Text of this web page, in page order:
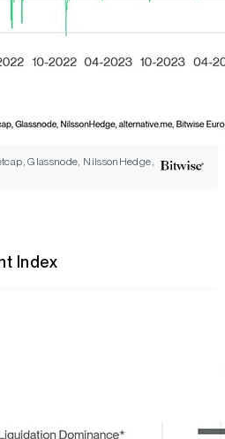
Glassnode, NilssonHedge,
Index